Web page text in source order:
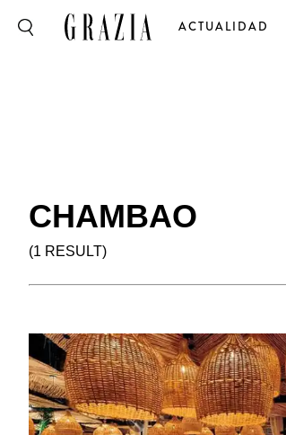
ACTUALIDAD
CHAMBAO
(1 RESULT)